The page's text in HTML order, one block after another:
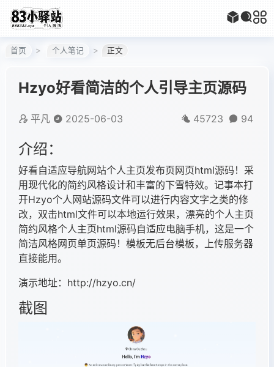
首页 个人笔记 正文
Hzyo好看简洁的个人引导主页源码
平凡 2025-06-03 45723 94
介绍：
好看自适应导航网站个人主页发布页网页html源码！采
用现代化的简约风格设计和丰富的下雪特效。记事本打
开Hzyo个人网站源码文件可以进行内容文字之类的修
改，双击html文件可以本地运行效果，漂亮的个人主页
简约风格个人主页html源码自适应电脑手机，这是一个
简洁风格网页单页源码！模板无后台模板，上传服务器
直接能用。
演示地址： http://hzyo.cn/
截图